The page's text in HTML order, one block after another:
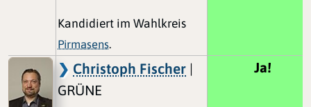
Kandidiert im Wahlkreis
Pirmasens.
Christoph Fischer |
GRÜNE
Ja!